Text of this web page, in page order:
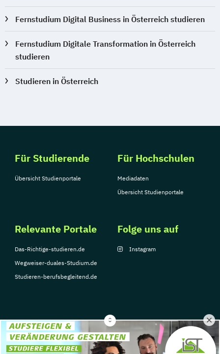
Fernstudium Digital Business in Österreich studieren
Fernstudium Digitale Transformation in Österreich
studieren
Studieren in Österreich
Für Studierende
Übersicht Studienportale
Für Hochschulen
Mediadaten
Übersicht Studienportale
Relevante Portale
Das-Richtige-studieren.de
Wegweiser-duales-Studium.de
Studieren-berufsbegleitend.de
Folge uns auf
Instagram
© Copyright 2026, TarGroup Media GmbH